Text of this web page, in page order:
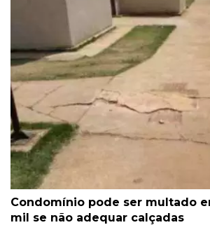
Condomínio pode ser multado
mil se não adequar calçadas